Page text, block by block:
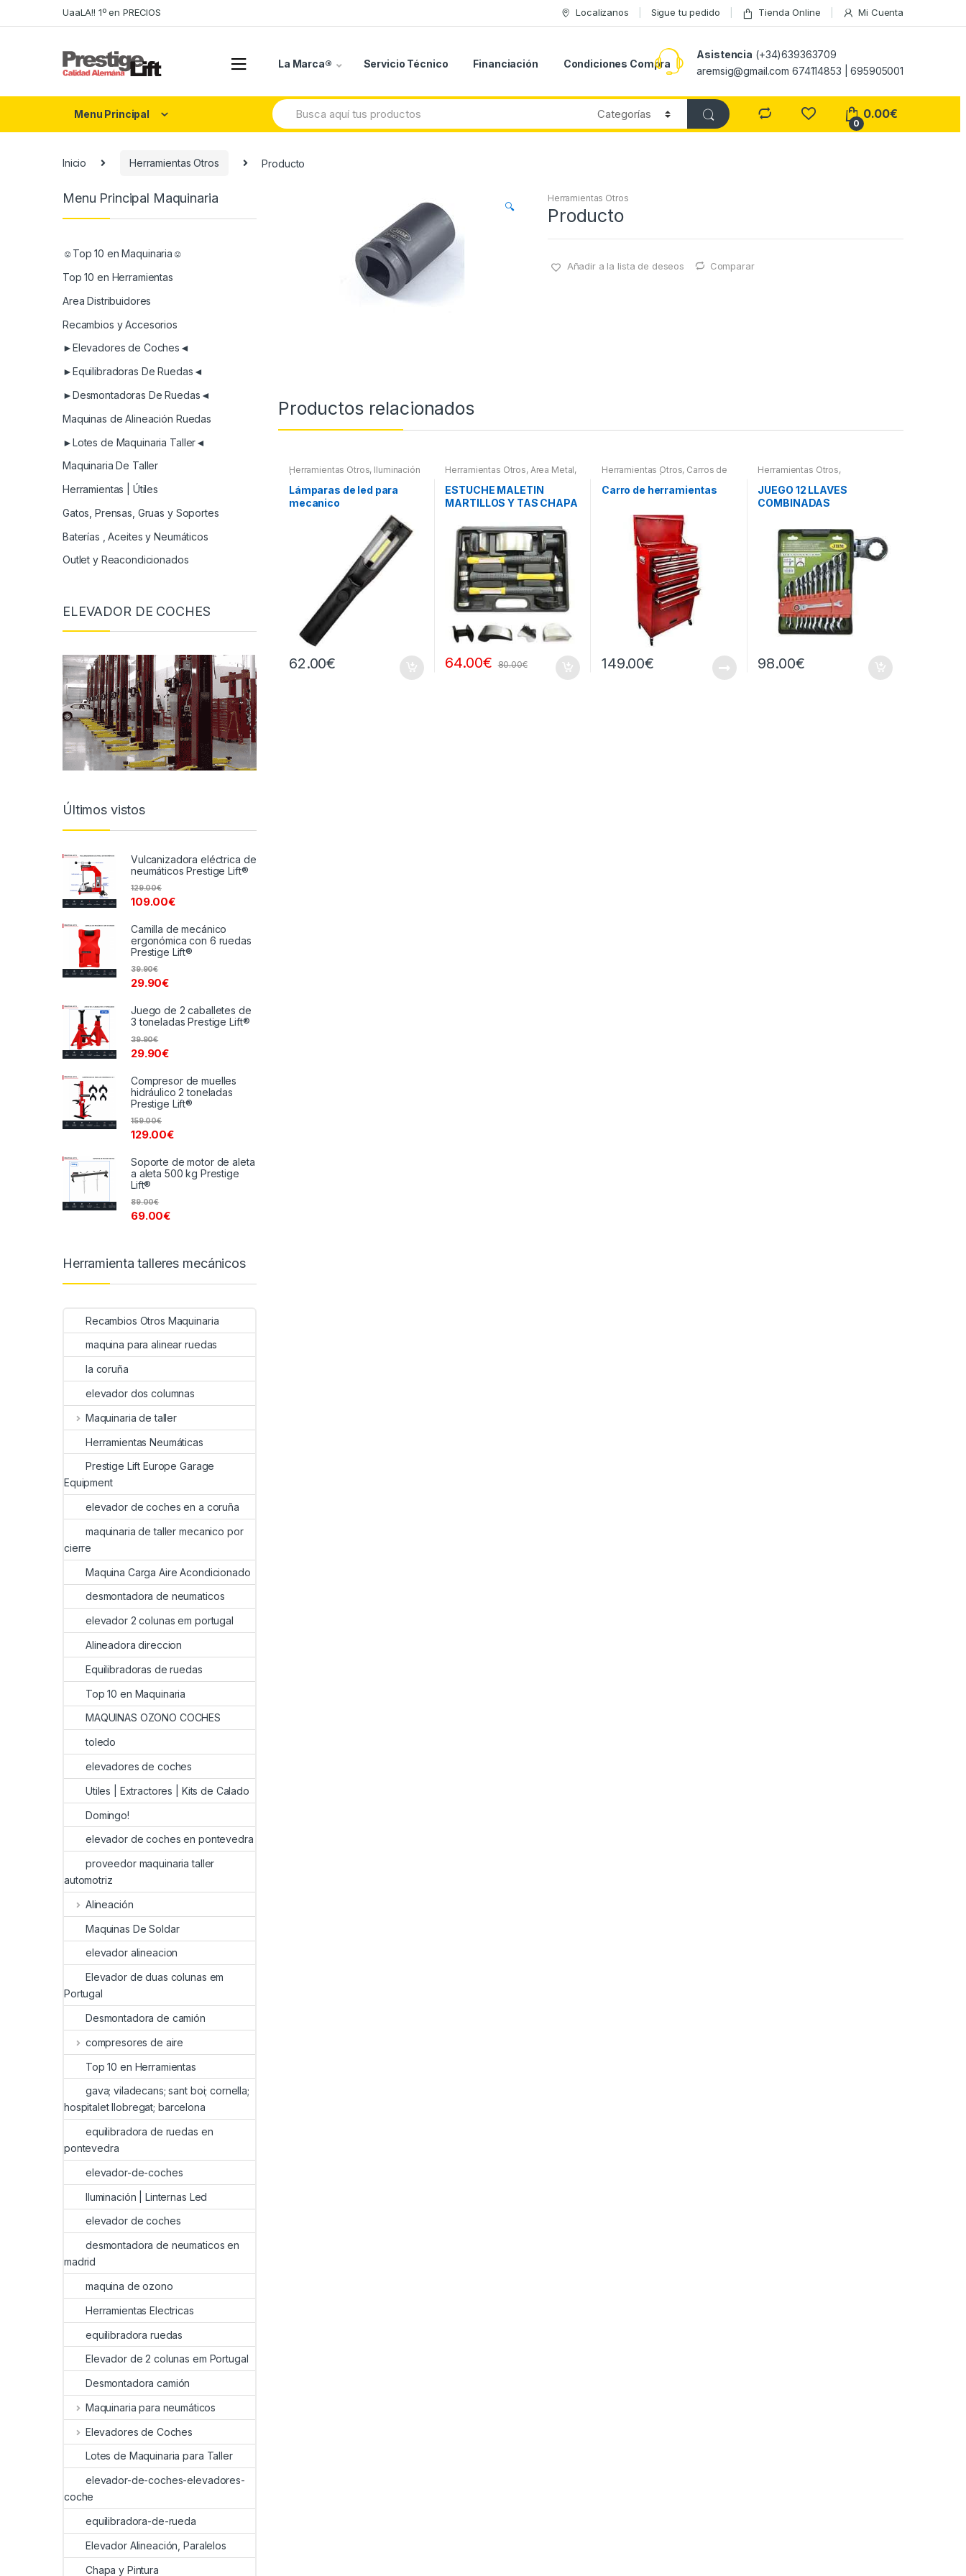
to
to
UaaLA!! 1º en PRECIOS Localizanos Sigue tu pedido Tienda Online Mi Cuenta
La Marca® Servicio Técnico Financiación Condiciones Compra
Asistencia (+34)639363709
aremsig@gmail.com 674114853 | 695905001
Menu Principal
Search
for:
0
0.00€
Inicio Herramientas Otros Producto
🔍
Herramientas Otros
Producto
Añadir a la lista de deseos Comparar
Productos relacionados
Herramientas Otros, Iluminación
| Linternas Led
Lámparas de led para
mecanico
62.00€
Herramientas Otros, Area Metal,
Pintura,Maletines Herramientas,
Extractores, Compresímetros,
otros
ESTUCHE MALETIN
MARTILLOS Y TAS CHAPA
64.00€ 80.00€
Herramientas Otros, Carros de
Herramientas | Bancos
Carro de herramientas
149.00€
Herramientas Otros,
Herramientas De Mano
JUEGO 12 LLAVES
COMBINADAS
98.00€
Menu Principal Maquinaria
☺Top 10 en Maquinaria☺
Top 10 en Herramientas
Area Distribuidores
Recambios y Accesorios
►Elevadores de Coches◄
►Equilibradoras De Ruedas◄
►Desmontadoras De Ruedas◄
Maquinas de Alineación Ruedas
►Lotes de Maquinaria Taller◄
Maquinaria De Taller
Herramientas | Útiles
Gatos, Prensas, Gruas y Soportes
Baterías , Aceites y Neumáticos
Outlet y Reacondicionados
ELEVADOR DE COCHES
Últimos vistos
Vulcanizadora eléctrica de
neumáticos Prestige Lift®
109.00€
129.00€
Camilla de mecánico
ergonómica con 6 ruedas
Prestige Lift®
29.90€
39.90€
Juego de 2 caballetes de
3 toneladas Prestige Lift®
29.90€
39.90€
Compresor de muelles
hidráulico 2 toneladas
Prestige Lift®
129.00€
159.00€
Soporte de motor de aleta
a aleta 500 kg Prestige
Lift®
69.00€
89.00€
Herramienta talleres mecánicos
Recambios Otros Maquinaria
maquina para alinear ruedas
la coruña
elevador dos columnas
Maquinaria de taller
Herramientas Neumáticas
Prestige Lift Europe Garage
Equipment
elevador de coches en a coruña
maquinaria de taller mecanico por
cierre
Maquina Carga Aire Acondicionado
desmontadora de neumaticos
elevador 2 colunas em portugal
Alineadora direccion
Equilibradoras de ruedas
Top 10 en Maquinaria
MAQUINAS OZONO COCHES
toledo
elevadores de coches
Utiles | Extractores | Kits de Calado
Domingo!
elevador de coches en pontevedra
proveedor maquinaria taller
automotriz
Alineación
Maquinas De Soldar
elevador alineacion
Elevador de duas colunas em
Portugal
Desmontadora de camión
compresores de aire
Top 10 en Herramientas
gava; viladecans; sant boi; cornella;
hospitalet llobregat; barcelona
equilibradora de ruedas en
pontevedra
elevador-de-coches
Iluminación | Linternas Led
elevador de coches
desmontadora de neumaticos en
madrid
maquina de ozono
Herramientas Electricas
equilibradora ruedas
Elevador de 2 colunas em Portugal
Desmontadora camión
Maquinaria para neumáticos
Elevadores de Coches
Lotes de Maquinaria para Taller
elevador-de-coches-elevadores-
coche
equilibradora-de-rueda
Elevador Alineación, Paralelos
Chapa y Pintura